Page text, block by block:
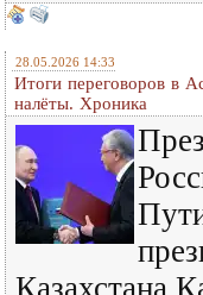
28.05.2026 14:33
Итоги переговоров в
налёты. Хроника
Казахстана